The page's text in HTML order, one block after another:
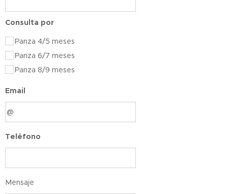
Consulta por
Panza 4/5 meses
Panza 6/7 meses
Panza 8/9 meses
Email
Teléfono
Mensaje